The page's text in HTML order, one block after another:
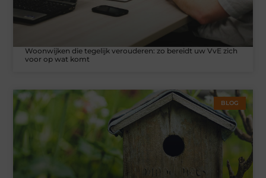
Woonwijken die tegelijk verouderen: zo bereidt uw VvE zich
voor op wat komt
BLOG